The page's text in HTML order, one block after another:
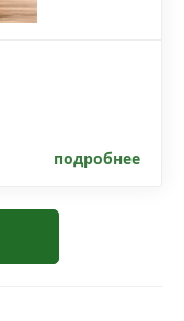
подробнее